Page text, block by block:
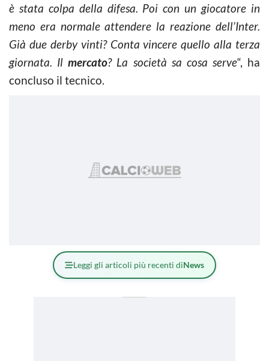
è stata colpa della difesa. Poi con un giocatore in
meno era normale attendere la reazione dell’Inter.
Già due derby vinti? Conta vincere quello alla terza
giornata. Ilmercato? La società sa cosa serve“, ha
concluso il tecnico.
Leggi gli articoli più recenti diNews